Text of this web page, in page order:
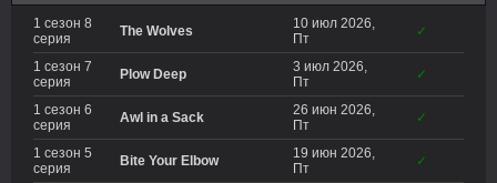
1 сезон 8
серия
The Wolves
10 июл 2026,
Пт
✓
1 сезон 7
серия
Plow Deep
3 июл 2026,
Пт
✓
1 сезон 6
серия
Awl in a Sack
26 июн 2026,
Пт
✓
1 сезон 5
серия
Bite Your Elbow
19 июн 2026,
Пт
✓